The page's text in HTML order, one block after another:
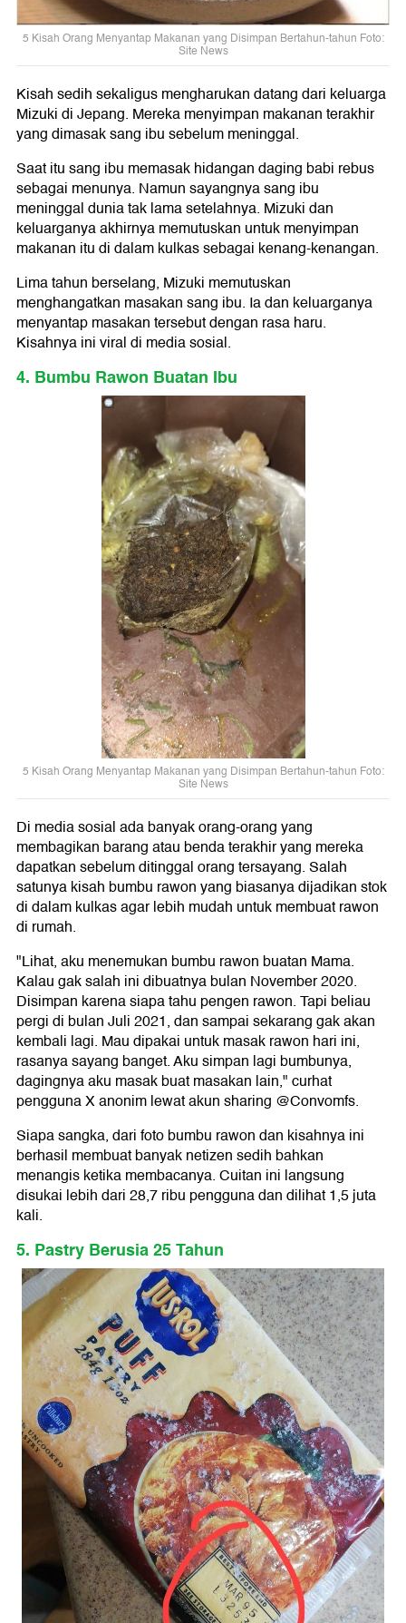
5 Kisah Orang Menyantap Makanan yang Disimpan Bertahun-tahun Foto:
Site News
Kisah sedih sekaligus mengharukan datang dari keluarga
Mizuki di Jepang. Mereka menyimpan makanan terakhir
yang dimasak sang ibu sebelum meninggal.
Saat itu sang ibu memasak hidangan daging babi rebus
sebagai menunya. Namun sayangnya sang ibu
meninggal dunia tak lama setelahnya. Mizuki dan
keluarganya akhirnya memutuskan untuk menyimpan
makanan itu di dalam kulkas sebagai kenang-kenangan.
Lima tahun berselang, Mizuki memutuskan
menghangatkan masakan sang ibu. Ia dan keluarganya
menyantap masakan tersebut dengan rasa haru.
Kisahnya ini viral di media sosial.
4. Bumbu Rawon Buatan Ibu
5 Kisah Orang Menyantap Makanan yang Disimpan Bertahun-tahun Foto:
Site News
Di media sosial ada banyak orang-orang yang
membagikan barang atau benda terakhir yang mereka
dapatkan sebelum ditinggal orang tersayang. Salah
satunya kisah bumbu rawon yang biasanya dijadikan stok
di dalam kulkas agar lebih mudah untuk membuat rawon
di rumah.
"Lihat, aku menemukan bumbu rawon buatan Mama.
Kalau gak salah ini dibuatnya bulan November 2020.
Disimpan karena siapa tahu pengen rawon. Tapi beliau
pergi di bulan Juli 2021, dan sampai sekarang gak akan
kembali lagi. Mau dipakai untuk masak rawon hari ini,
rasanya sayang banget. Aku simpan lagi bumbunya,
dagingnya aku masak buat masakan lain," curhat
pengguna X anonim lewat akun sharing @Convomfs.
Siapa sangka, dari foto bumbu rawon dan kisahnya ini
berhasil membuat banyak netizen sedih bahkan
menangis ketika membacanya. Cuitan ini langsung
disukai lebih dari 28,7 ribu pengguna dan dilihat 1,5 juta
kali.
5. Pastry Berusia 25 Tahun